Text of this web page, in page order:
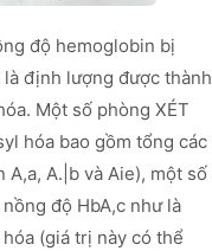
độ hemoglobin bị
định lượng được thành
Một số phòng XÉT
hóa bao gồm tổng các
A.|b và Aie), một số
độ HbA,c như là
(giá trị này có thể